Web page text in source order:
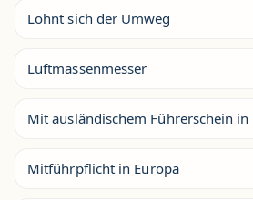
Lohnt sich der Umweg
Luftmassenmesser
Mit ausländischem Führerschein
Mitführpflicht in Europa